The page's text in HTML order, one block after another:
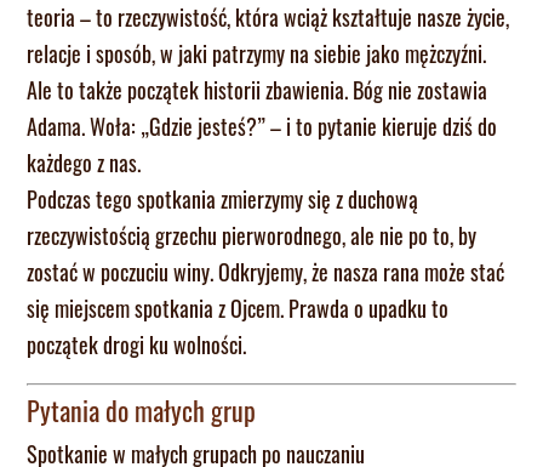
teoria – to rzeczywistość, która wciąż kształtuje nasze życie,
relacje i sposób, w jaki patrzymy na siebie jako mężczyźni.
Ale to także początek historii zbawienia. Bóg nie zostawia
Adama. Woła: „Gdzie jesteś?” – i to pytanie kieruje dziś do
każdego z nas.
Podczas tego spotkania zmierzymy się z duchową
rzeczywistością grzechu pierworodnego, ale nie po to, by
zostać w poczuciu winy. Odkryjemy, że nasza rana może stać
się miejscem spotkania z Ojcem. Prawda o upadku to
początek drogi ku wolności.
Pytania do małych grup
Spotkanie w małych grupach po nauczaniu